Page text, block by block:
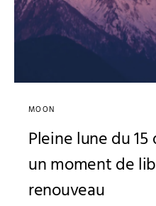
MOON
Pleine lune du
un moment de
renouveau